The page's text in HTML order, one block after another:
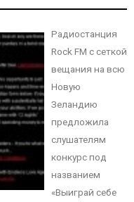
Радиостанция
Rock FM с сеткой
вещания на всю
Новую
Зеландию
предложила
слушателям
конкурс под
названием
«Выиграй себе